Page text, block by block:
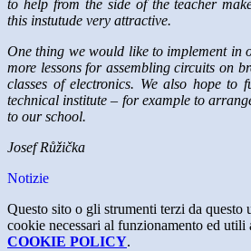
to help from the side of the teacher
this instutude very attractive.
One thing we would like to implement in
more lessons for assembling circuits on
classes of electronics. We also hope to
technical institute – for example to
to our school.
Josef Růžička
Notizie
Questo sito o gli strumenti terzi da
cookie necessari al funzionamento ed
COOKIE POLICY.